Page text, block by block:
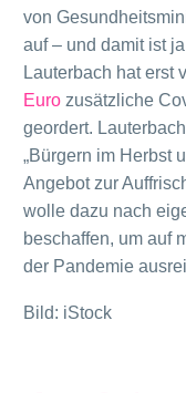
von
auf – und damit ist
Lauterbach hat erst
Euro zusätzliche
geordert.
„Bürgern im Herbst
Angebot zur
wolle dazu nach
beschaffen, um auf
der Pandemie
Bild: iStock